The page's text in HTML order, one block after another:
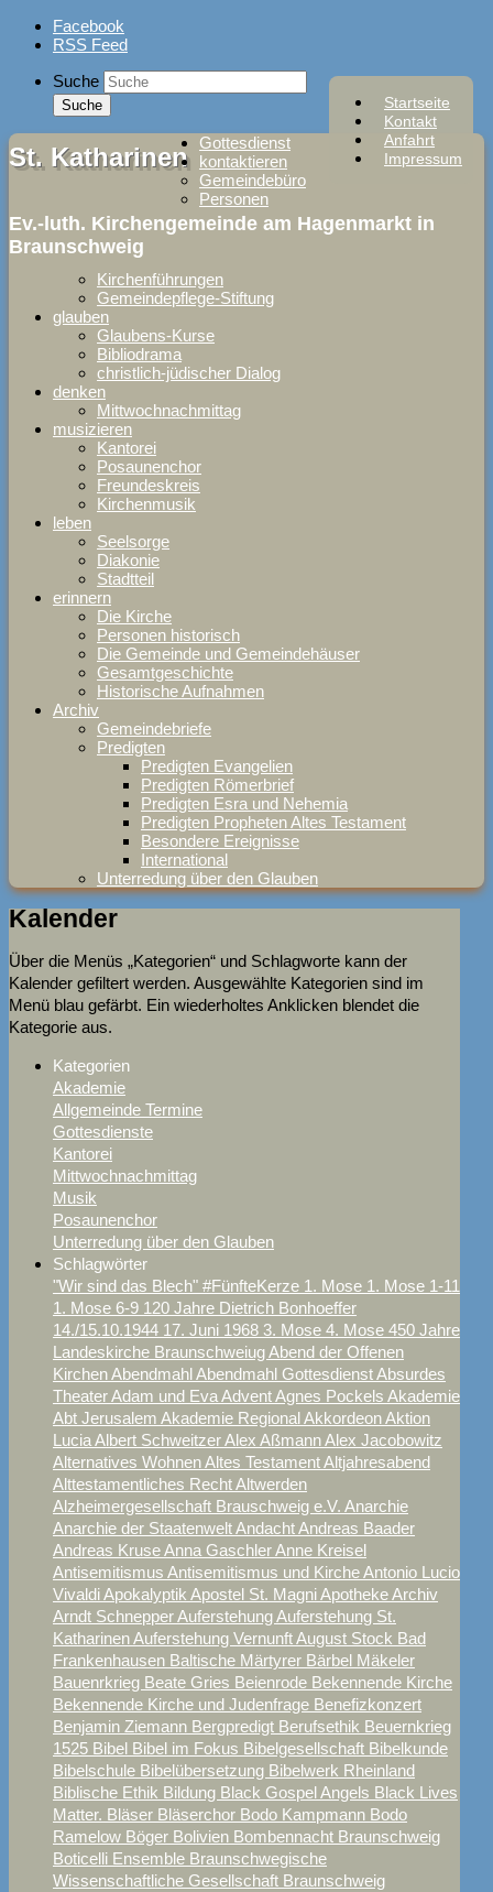
Skip
Facebook
RSS Feed
Startseite
Kontakt
Anfahrt
Impressum
Suche
St. Katharinen
Ev.-luth. Kirchengemeinde am Hagenmarkt in
Braunschweig
Gottesdienst
kontaktieren
Gemeindebüro
Personen
Kirchenführungen
Gemeindepflege-Stiftung
glauben
Glaubens-Kurse
Bibliodrama
christlich-jüdischer Dialog
denken
Mittwochnachmittag
musizieren
Kantorei
Posaunenchor
Freundeskreis
Kirchenmusik
leben
Seelsorge
Diakonie
Stadtteil
erinnern
Die Kirche
Personen historisch
Die Gemeinde und Gemeindehäuser
Gesamtgeschichte
Historische Aufnahmen
Archiv
Gemeindebriefe
Predigten
Predigten Evangelien
Predigten Römerbrief
Predigten Esra und Nehemia
Predigten Propheten Altes Testament
Besondere Ereignisse
International
Unterredung über den Glauben
Kalender
Über die Menüs „Kategorien“ und Schlagworte kann der
Kalender gefiltert werden. Ausgewählte Kategorien sind im
Menü blau gefärbt. Ein wiederholtes Anklicken blendet die
Kategorie aus.
Kategorien
Akademie
Allgemeinde Termine
Gottesdienste
Kantorei
Mittwochnachmittag
Musik
Posaunenchor
Unterredung über den Glauben
Schlagwörter
"Wir sind das Blech" #FünfteKerze 1. Mose 1. Mose 1-11
1. Mose 6-9 120 Jahre Dietrich Bonhoeffer
14./15.10.1944 17. Juni 1968 3. Mose 4. Mose 450 Jahre
Landeskirche BraunschweiugAbend der Offenen
KirchenAbendmahlAbendmahl GottesdienstAbsurdes
TheaterAdam und EvaAdventAgnes Pockels Akademie
Abt Jerusalem Akademie RegionalAkkordeonAktion
LuciaAlbert SchweitzerAlex AßmannAlex Jacobowitz
Alternatives WohnenAltes TestamentAltjahresabend
Alttestamentliches RechtAltwerden
Alzheimergesellschaft Brauschweig e.V. Anarchie
Anarchie der StaatenweltAndachtAndreas Baader
Andreas KruseAnna GaschlerAnne Kreisel
Antisemitismus Antisemitismus und KircheAntonio Lucio
VivaldiApokalyptik Apostel St. MagniApothekeArchiv
Arndt SchnepperAuferstehungAuferstehung St.
KatharinenAuferstehung VernunftAugust Stock Bad
Frankenhausen Baltische Märtyrer Bärbel Mäkeler
Bauenrkrieg Beate Gries Beienrode Bekennende Kirche
Bekennende Kirche und Judenfrage Benefizkonzert
Benjamin Ziemann Bergpredigt Berufsethik Beuernkrieg
1525 Bibel Bibel im Fokus Bibelgesellschaft Bibelkunde
Bibelschule Bibelübersetzung Bibelwerk Rheinland
Biblische Ethik Bildung Black Gospel Angels Black Lives
Matter. Bläser Bläserchor Bodo Kampmann Bodo
Ramelow Böger Bolivien Bombennacht Braunschweig
Boticelli Ensemble Braunschwegische
Wissenschaftliche Gesellschaft Braunschweig